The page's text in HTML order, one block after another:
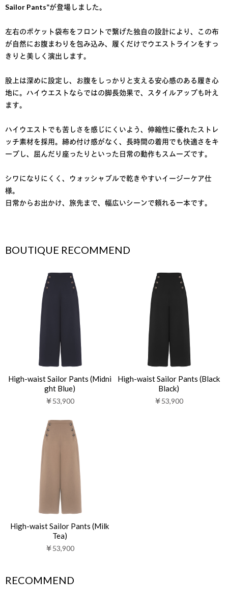
Sailor Pants”が登場しました。
左右のポケット袋布をフロントで繋げた独自の設計により、この布
が自然にお腹まわりを包み込み、履くだけでウエストラインをすっ
きりと美しく演出します。
股上は深めに設定し、お腹をしっかりと支える安心感のある履き心
地に。ハイウエストならではの脚長効果で、スタイルアップも叶え
ます。
ハイウエストでも苦しさを感じにくいよう、伸縮性に優れたストレ
ッチ素材を採用。締め付け感がなく、長時間の着用でも快適さをキ
ープし、屈んだり座ったりといった日常の動作もスムーズです。
シワになりにくく、ウォッシャブルで乾きやすいイージーケア仕
様。
日常からお出かけ、旅先まで、幅広いシーンで頼れる一本です。
BOUTIQUE RECOMMEND
High-waist Sailor Pants (Midni
ght Blue)
￥53,900
High-waist Sailor Pants (Black
Black)
￥53,900
High-waist Sailor Pants (Milk
Tea)
￥53,900
RECOMMEND